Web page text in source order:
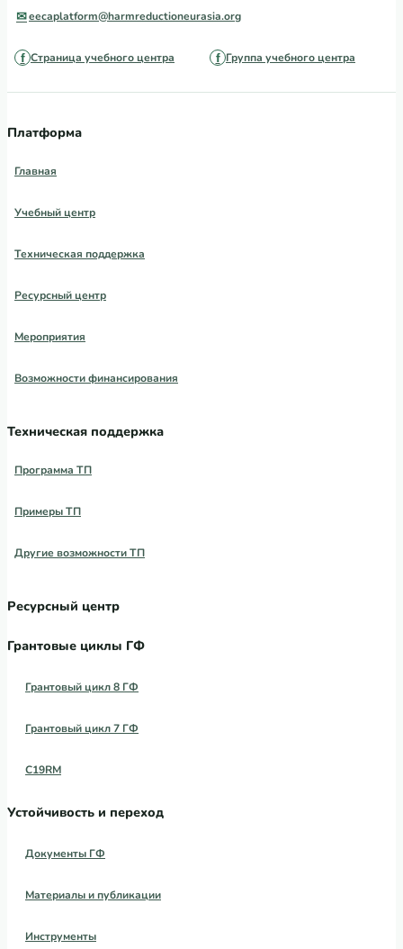
eecaplatform@harmreductioneurasia.org
Страница учебного центра Группа учебного центра
Платформа
Главная
Учебный центр
Техническая поддержка
Ресурсный центр
Мероприятия
Возможности финансирования
Техническая поддержка
Программа ТП
Примеры ТП
Другие возможности ТП
Ресурсный центр
Грантовые циклы ГФ
Грантовый цикл 8 ГФ
Грантовый цикл 7 ГФ
C19RM
Устойчивость и переход
Документы ГФ
Материалы и публикации
Инструменты